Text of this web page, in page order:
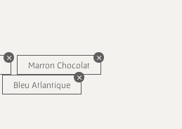
Marron Chocolat
Bleu Atlantique